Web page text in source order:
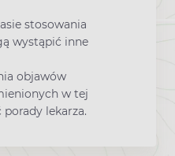
stosowania
wystąpić inne
objawów
w tej
lekarza.